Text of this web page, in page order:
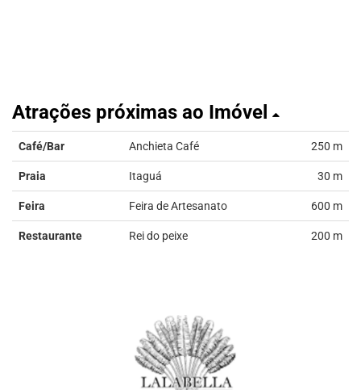
Atrações próximas ao Imóvel
Café/Bar Anchieta Café 250 m
Praia Itaguá 30 m
Feira Feira de Artesanato 600 m
Restaurante Rei do peixe 200 m